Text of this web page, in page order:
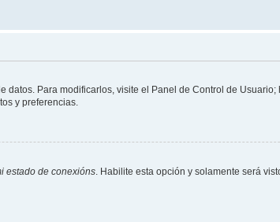
Para modificarlos, visite el Panel de Control de
y preferencias.
estado de conexións. Habilite esta opción y solamente será